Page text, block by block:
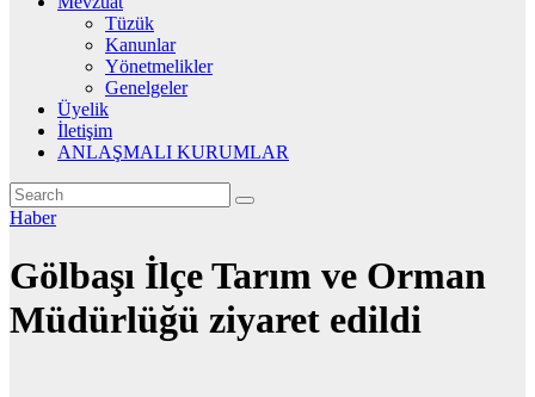
Tüzük
Kanunlar
Yönetmelikler
Genelgeler
Üyelik
İletişim
ANLAŞMALI KURUMLAR
Haber
Gölbaşı İlçe Tarım ve Orman
Müdürlüğü ziyaret edildi